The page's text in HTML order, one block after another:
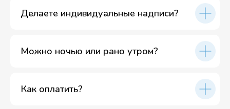
Делаете индивидуальные надписи?
Можно ночью или рано утром?
Как оплатить?